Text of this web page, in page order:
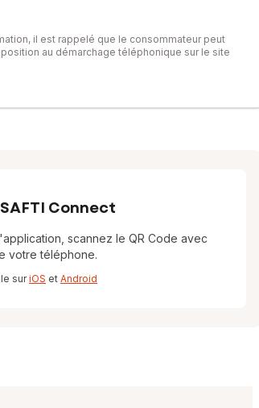
il est rappelé que le consommateur peut
au démarchage téléphonique sur le site
Connect
scannez le QR Code avec
votre téléphone.
suriOS et Android